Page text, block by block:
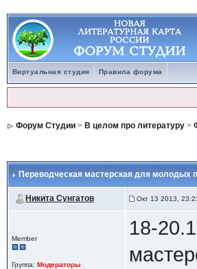
Виртуальная студия Правила форума
Форум Студии> В целом про литературу>
Переводческая мастерская для молодых
Никита Сунгатов Окт 13 2013,
Member
Группа: Модераторы
18-